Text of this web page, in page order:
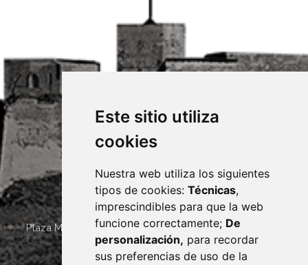
Este sitio utiliza
cookies
Nuestra web utiliza los siguientes
tipos de cookies: Técnicas,
imprescindibles para que la web
funcione correctamente; De
personalización, para recordar
sus preferencias de uso de la
Plaza Mayor 4 22400 MONZÓN - ARAGÓN (ESPAÑA)
· (34) 974 400 700 ·
sac@monzon.es